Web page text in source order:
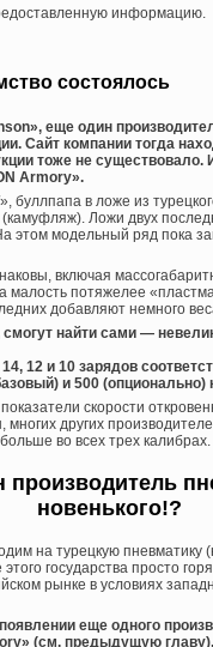
информацию.
состоялось
еще один
Сайт компании тогда
тоже не существовало.
Armory».
буллпапа в ложе из
Ложи двух
этом модельный ряд пока
включая
малость потяжелее
добавляют немного
найти сами —
12 и 10 зарядов
и 500 (опционально)
скорости
многих других
во всех трех калибрах.
новенького!?
на турецкую пневматику
государства просто
рынке в условиях
еще одного
(см. предыдущую